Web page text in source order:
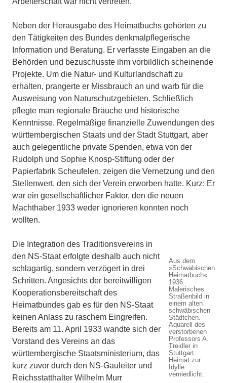
Neben der Herausgabe des Heimatbuchs gehörten zu
den Tätigkeiten des Bundes denkmalpflegerische
Information und Beratung. Er verfasste Eingaben an die
Behörden und bezuschusste ihm vorbildlich scheinende
Projekte. Um die Natur- und Kulturlandschaft zu
erhalten, prangerte er Missbrauch an und warb für die
Ausweisung von Naturschutzgebieten. Schließlich
pflegte man regionale Bräuche und historische
Kenntnisse. Regelmäßige finanzielle Zuwendungen des
württembergischen Staats und der Stadt Stuttgart, aber
auch gelegentliche private Spenden, etwa von der
Rudolph und Sophie Knosp-Stiftung oder der
Papierfabrik Scheufelen, zeigen die Vernetzung und den
Stellenwert, den sich der Verein erworben hatte. Kurz: Er
war ein gesellschaftlicher Faktor, den die neuen
Machthaber 1933 weder ignorieren konnten noch
wollten.
Aus dem
»Schwäbischen
Heimatbuch«
1936:
Malerisches
Straßenbild in
einem alten
schwäbischen
Städtchen.
Aquarell des
verstorbenen
Professors A.
Treidler in
Stuttgart.
Heimat zur
Idylle
verniedlicht.
Die Integration des Traditionsvereins in
den NS-Staat erfolgte deshalb auch nicht
schlagartig, sondern verzögert in drei
Schritten. Angesichts der bereitwilligen
Kooperationsbereitschaft des
Heimatbundes gab es für den NS-Staat
keinen Anlass zu raschem Eingreifen.
Bereits am 11. April 1933 wandte sich der
Vorstand des Vereins an das
württembergische Staatsministerium, das
kurz zuvor durch den NS-Gauleiter und
Reichsstatthalter Wilhelm Murr